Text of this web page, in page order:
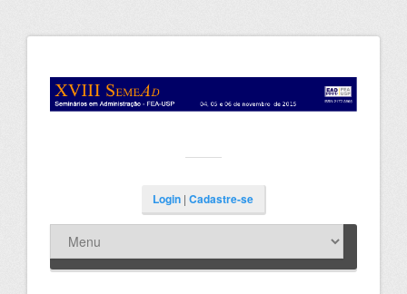
Login| Cadastre-se